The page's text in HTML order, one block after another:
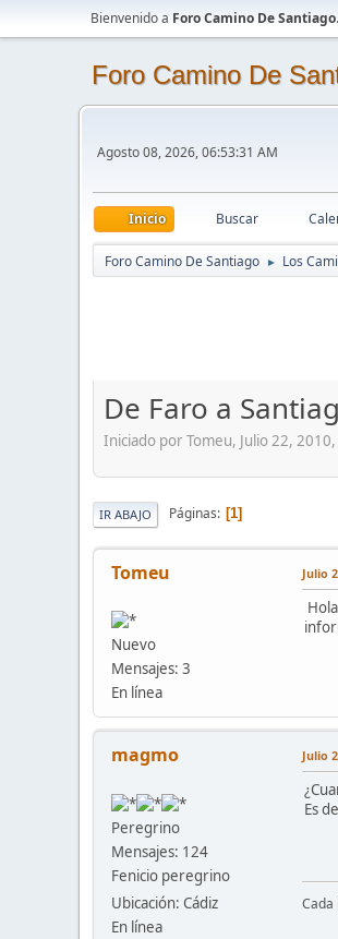
Bienvenido a Foro Camino De Santiago.
Foro Camino De
Agosto 08, 2026, 06:53:31 AM
Inicio Buscar
Foro Camino De Santiago ► Los
De Faro a
Iniciado por Tomeu, Julio 22,
IR ABAJO Páginas 1
Tomeu
Nuevo
Mensajes: 3
En línea
Julio
magmo
Peregrino
Mensajes: 124
Fenicio peregrino
Ubicación: Cádiz
En línea
Julio
Es
Cada